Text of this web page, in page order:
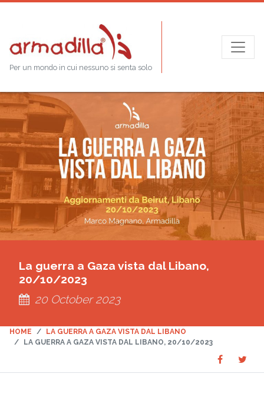
Per un mondo in cui nessuno si senta solo
La guerra a Gaza vista dal Libano,
20/10/2023
20 October 2023
HOME
LA GUERRA A GAZA VISTA DAL LIBANO
LA GUERRA A GAZA VISTA DAL LIBANO, 20/10/2023
Share
on
on